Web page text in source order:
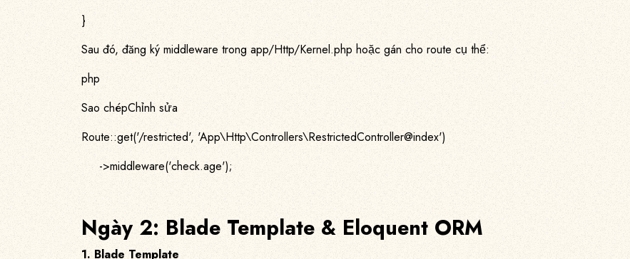
}
Sau đó, đăng ký middleware trong app/Http/Kernel.php hoặc gán cho route cụ thể:
php
Sao chépChỉnh sửa
Route::get('/restricted', 'App\Http\Controllers\RestrictedController@index')
->middleware('check.age');
Ngày 2: Blade Template & Eloquent ORM
1. Blade Template